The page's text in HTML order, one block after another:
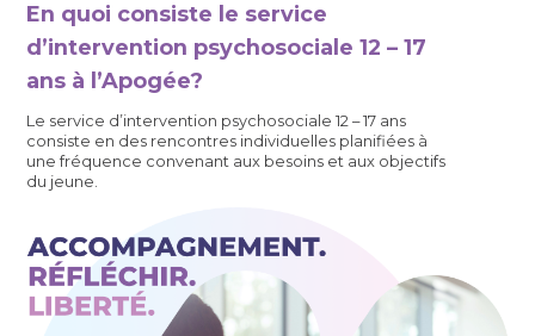
En quoi consiste le service
d’intervention psychosociale 12 – 17
ans à l’Apogée?
Le service d’intervention psychosociale 12 – 17 ans
consiste en des rencontres individuelles planifiées à
une fréquence convenant aux besoins et aux objectifs
du jeune.